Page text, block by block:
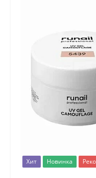
Хит Новинка